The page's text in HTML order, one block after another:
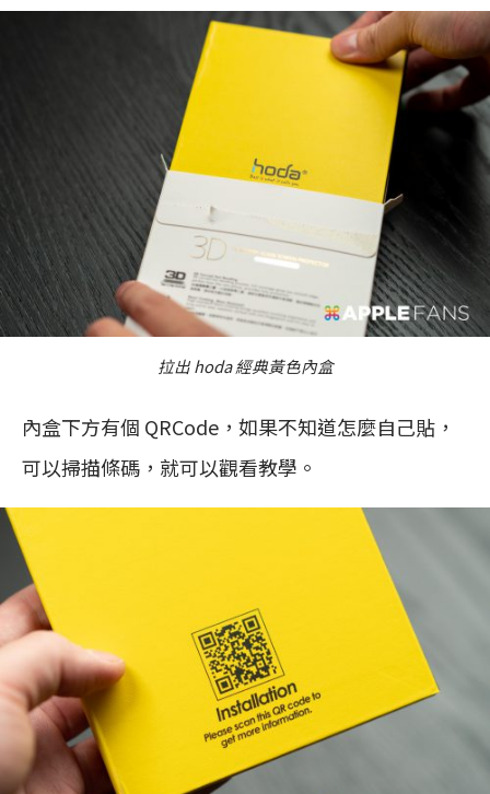
拉出 hoda 經典黃色內盒
內盒下方有個 QRCode，如果不知道怎麼自己貼，
可以掃描條碼，就可以觀看教學。